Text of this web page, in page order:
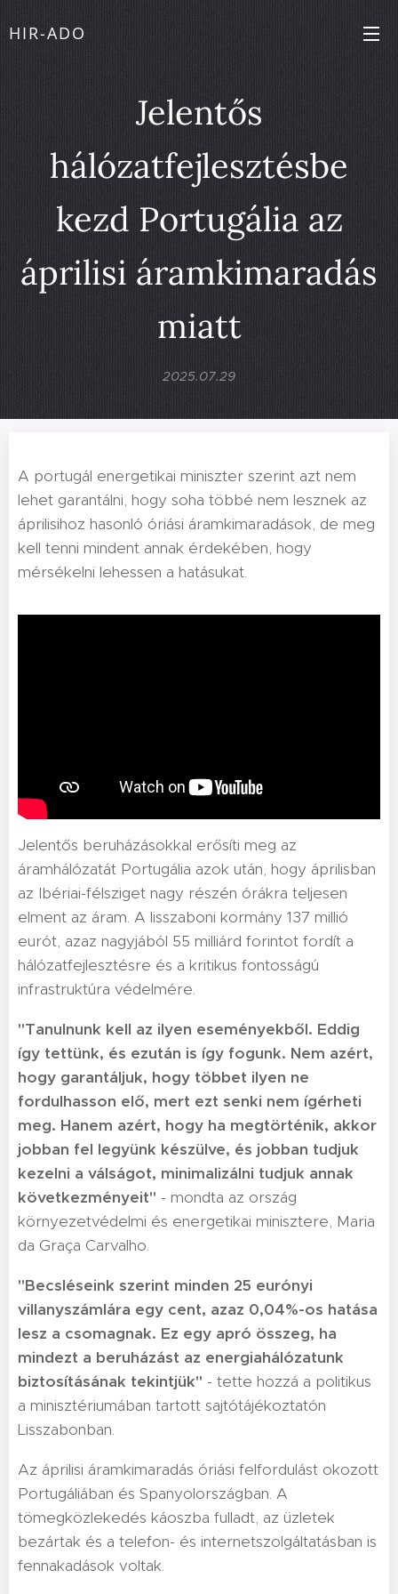
HIR-ADO
Jelentős
hálózatfejlesztésbe
kezd Portugália az
áprilisi áramkimaradás
miatt
2025.07.29
A portugál energetikai miniszter szerint azt nem
lehet garantálni, hogy soha többé nem lesznek az
áprilisihoz hasonló óriási áramkimaradások, de meg
kell tenni mindent annak érdekében, hogy
mérsékelni lehessen a hatásukat.
Jelentős beruházásokkal erősíti meg az
áramhálózatát Portugália azok után, hogy áprilisban
az Ibériai-félsziget nagy részén órákra teljesen
elment az áram. A lisszaboni kormány 137 millió
eurót, azaz nagyjából 55 milliárd forintot fordít a
hálózatfejlesztésre és a kritikus fontosságú
infrastruktúra védelmére.
"Tanulnunk kell az ilyen eseményekből. Eddig
így tettünk, és ezután is így fogunk. Nem azért,
hogy garantáljuk, hogy többet ilyen ne
fordulhasson elő, mert ezt senki nem ígérheti
meg. Hanem azért, hogy ha megtörténik, akkor
jobban fel legyünk készülve, és jobban tudjuk
kezelni a válságot, minimalizálni tudjuk annak
következményeit" - mondta az ország
környezetvédelmi és energetikai minisztere, Maria
da Graça Carvalho.
"Becsléseink szerint minden 25 eurónyi
villanyszámlára egy cent, azaz 0,04%-os hatása
lesz a csomagnak. Ez egy apró összeg, ha
mindezt a beruházást az energiahálózatunk
biztosításának tekintjük" - tette hozzá a politikus
a minisztériumában tartott sajtótájékoztatón
Lisszabonban.
Az áprilisi áramkimaradás óriási felfordulást okozott
Portugáliában és Spanyolországban. A
tömegközlekedés káoszba fulladt, az üzletek
bezártak és a telefon- és internetszolgáltatásban is
fennakadások voltak.